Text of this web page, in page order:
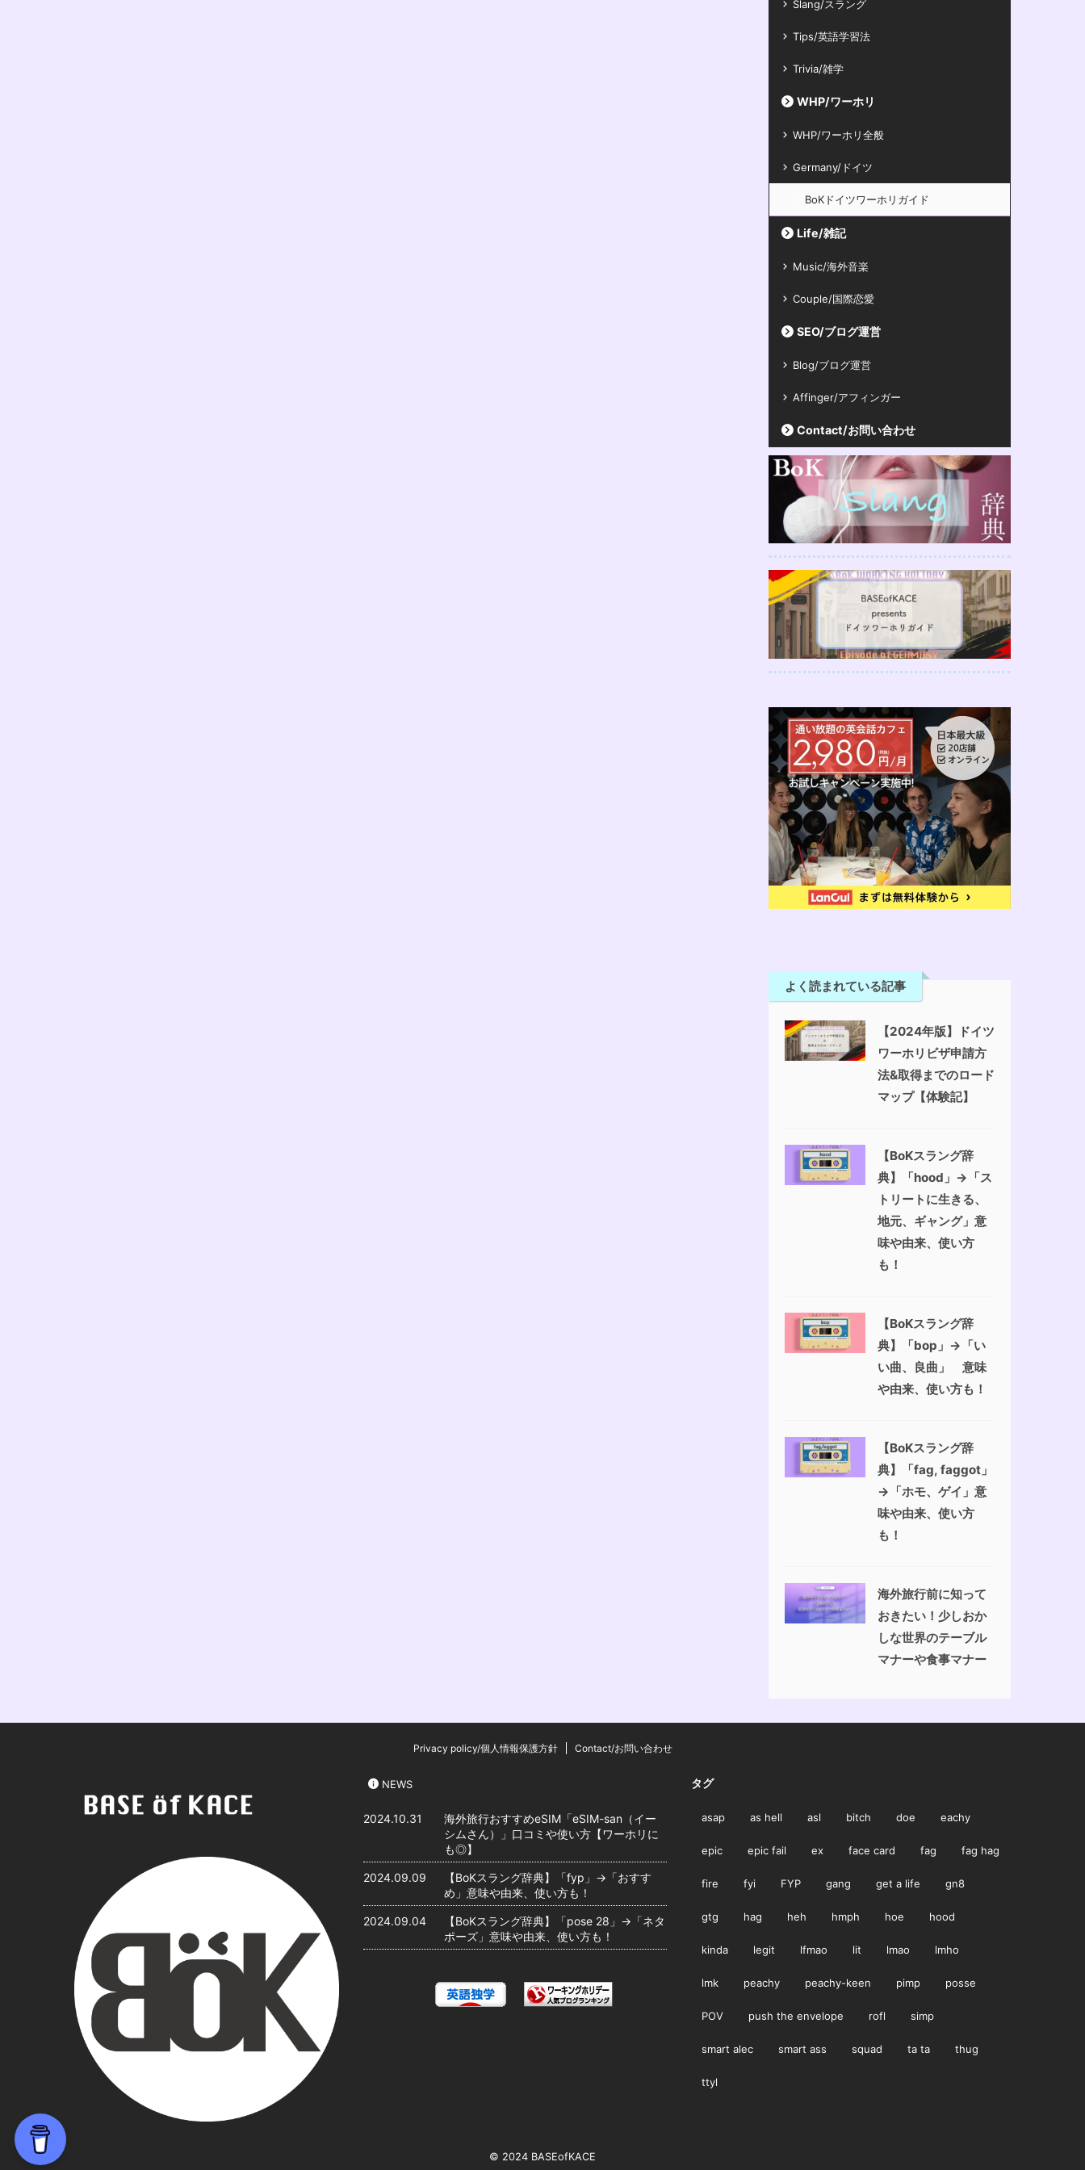
Slang/スラング
Tips/英語学習法
Trivia/雑学
WHP/ワーホリ
WHP/ワーホリ全般
Germany/ドイツ
BoKドイツワーホリガイド
Life/雑記
Music/海外音楽
Couple/国際恋愛
SEO/ブログ運営
Blog/ブログ運営
Affinger/アフィンガー
Contact/お問い合わせ
よく読まれている記事
【2024年版】ドイツ
ワーホリビザ申請方
法&取得までのロード
マップ【体験記】
【BoKスラング辞
典】「hood」→「ス
トリートに生きる、
地元、ギャング」意
味や由来、使い方
も！
【BoKスラング辞
典】「bop」→「い
い曲、良曲」 意味
や由来、使い方も！
【BoKスラング辞
典】「fag, faggot」
→「ホモ、ゲイ」意
味や由来、使い方
も！
海外旅行前に知って
おきたい！少しおか
しな世界のテーブル
マナーや食事マナー
Privacy policy/個人情報保護方針 Contact/お問い合わせ
NEWS
2024.10.31
海外旅行おすすめeSIM「eSIM-san（イー
シムさん）」口コミや使い方【ワーホリに
も◎】
2024.09.09
【BoKスラング辞典】「fyp」→「おすす
め」意味や由来、使い方も！
2024.09.04
【BoKスラング辞典】「pose 28」→「ネタ
ポーズ」意味や由来、使い方も！
タグ
asap as hell asl bitch doe eachy
epic epic fail ex face card fag fag hag
fire fyi FYP gang get a life gn8
gtg hag heh hmph hoe hood
kinda legit lfmao lit lmao lmho
lmk peachy peachy-keen pimp posse
POV push the envelope rofl simp
smart alec smart ass squad ta ta thug
ttyl
© 2024 BASEofKACE